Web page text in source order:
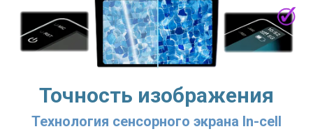
Точность изображения
Технология сенсорного экрана In-cell